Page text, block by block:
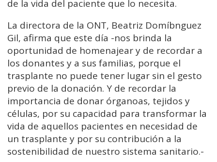
de la vida del paciente que lo necesita.
La directora de la ONT, Beatriz Domíbnguez
Gil, afirma que este día -nos brinda la
oportunidad de homenajear y de recordar a
los donantes y a sus familias, porque el
trasplante no puede tener lugar sin el gesto
previo de la donación. Y de recordar la
importancia de donar órganoas, tejidos y
células, por su capacidad para transformar la
vida de aquellos pacientes en necesidad de
un trasplante y por su contribución a la
sostenibilidad de nuestro sistema sanitario.-